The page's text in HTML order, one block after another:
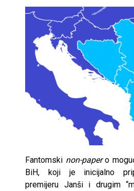
Fantomski non-papero
BiH, koji je inicijalno
premijeru Janši i drugim